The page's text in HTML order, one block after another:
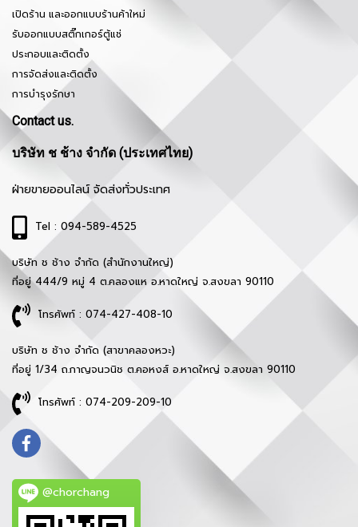
เปิดร้าน และออกแบบร้านค้าใหม่
รับออกแบบสติ๊กเกอร์ตู้แช่
ประกอบและติดตั้ง
การจัดส่งและติดตั้ง
การบำรุงรักษา
Contact us.
บริษัท ช ช้าง จำกัด (ประเทศไทย)
ฝ่ายขายออนไลน์ จัดส่งทั่วประเทศ
Tel : 094-589-4525
บริษัท ช ช้าง จำกัด (สำนักงานใหญ่)
ที่อยู่ 444/9 หมู่ 4 ต.คลองแห อ.หาดใหญ่ จ.สงขลา 90110
โทรศัพท์ : 074-427-408-10
บริษัท ช ช้าง จำกัด (สาขาคลองหวะ)
ที่อยู่ 1/34 ถ.กาญจนวนิช ต.คอหงส์ อ.หาดใหญ่ จ.สงขลา 90110
โทรศัพท์ : 074-209-209-10
@chorchang